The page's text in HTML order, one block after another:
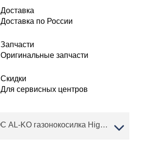
Доставка
Доставка по России
Запчасти
Оригинальные запчасти
Скидки
Для сервисных центров
2 РУЧКА, ТРОС AL-KO газонокосилка Highline 528 VSI Артикул: 119845 с 11/2017 до 03/2019 года